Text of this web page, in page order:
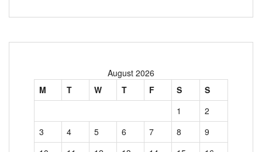
August 2026
M
T W T F S
S
1
2
3
4 5 6 7 8
9